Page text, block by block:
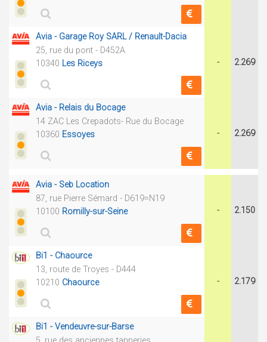
Avia - Garage Roy SARL / Renault-Dacia
25, rue du pont - D452A
10340 Les Riceys - 2.269
Avia - Relais du Bocage
14 ZAC Les Crepadots- Rue du Bocage
10360 Essoyes - 2.269
Avia - Seb Location
87, rue Pierre Sémard - D619=N19
10100 Romilly-sur-Seine - 2.150
Bi1 - Chaource
13, route de Troyes - D444
10210 Chaource - 2.179
Bi1 - Vendeuvre-sur-Barse